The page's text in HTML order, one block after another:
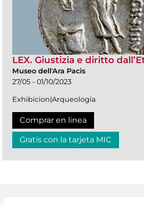
LEX. Giustizia e diritto
Museo dell'Ara Pacis
27/05 - 01/10/2023
Exhibicion|Arqueología
Comprar en linea
Gratis con la tarjeta MIC